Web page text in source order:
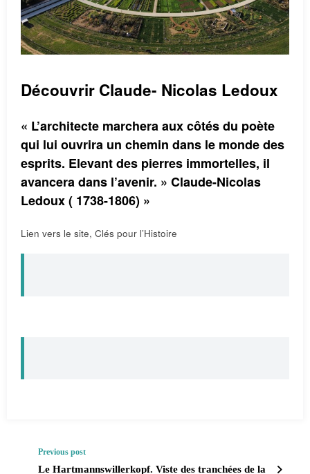
Découvrir Claude- Nicolas Ledoux
« L’architecte marchera aux côtés du poète
qui lui ouvrira un chemin dans le monde des
esprits. Elevant des pierres immortelles, il
avancera dans l’avenir. » Claude-Nicolas
Ledoux ( 1738-1806) »
Lien vers le site, Clés pour l’Histoire
Previous post
Le Hartmannswillerkopf. Viste des tranchées de la